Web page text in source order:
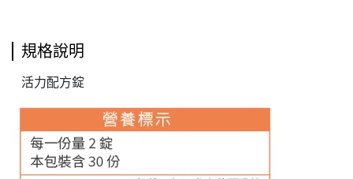
規格說明
活力配方錠